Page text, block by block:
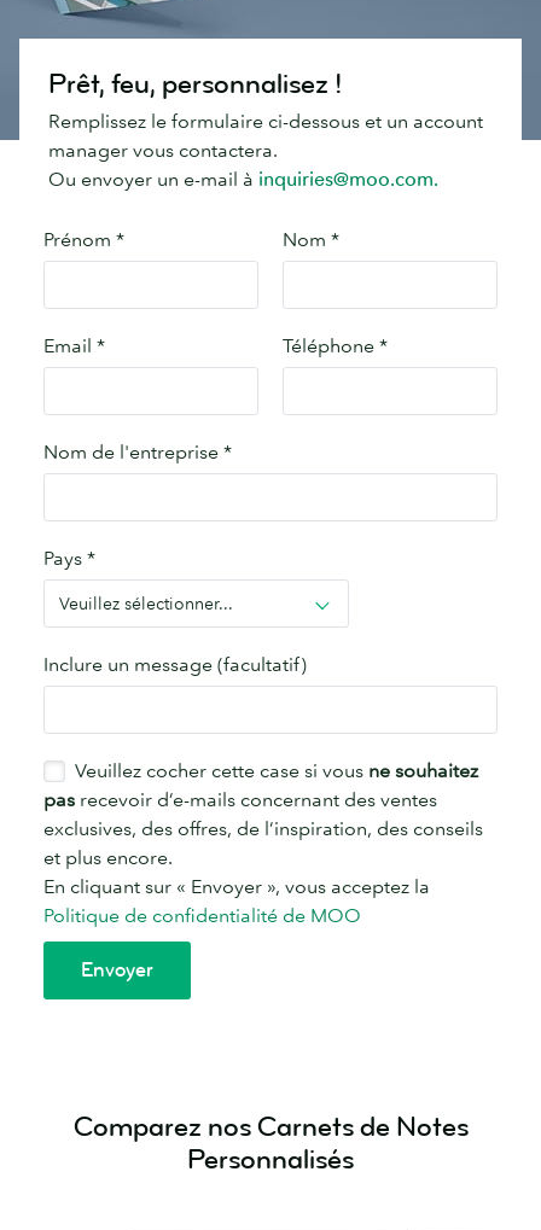
Prêt, feu, personnalisez !
Remplissez le formulaire ci-dessous et un account
manager vous contactera.
Ou envoyer un e-mail à inquiries@moo.com.
Comparez nos Carnets de Notes
Personnalisés